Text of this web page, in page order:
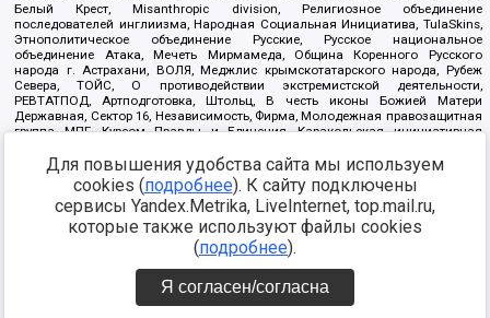
Белый Крест, Misanthropic division, Религиозное объединение
последователей инглиизма, Народная Социальная Инициатива, TulaSkins,
Этнополитическое объединение Русские, Русское национальное
объединение Атака, Мечеть Мирмамеда, Община Коренного Русского
народа г. Астрахани, ВОЛЯ, Меджлис крымскотатарского народа, Рубеж
Севера, ТОЙС, О противодействии экстремистской деятельности,
РЕВТАТПОД, Артподготовка, Штольц, В честь иконы Божией Матери
Державная, Сектор 16, Независимость, Фирма, Молодежная правозащитная
группа МПГ, Курсом Правды и Единения, Каракольская инициативная
Благотворительный пансионат Ак Умут, Русская республика Русь,
Арестантское уголовное единство, Башкорт, Нация и свобода, W.H.С., Фалунь
Дафа, Иртыш Ultras, Русский Патриотический клуб-Новокузнецк/РПК,
Сибирский державный союз, Фонд борьбы с коррупцией, Фонд защиты прав
граждан, Штабы Навального, Совет граждан СССР Прикубанского округа г.
https://minjust.gov.ru/ru/documents/7822/
Для повышения удобства сайта мы используем
cookies (подробнее). К сайту подключены
сервисы Yandex.Metrika, LiveInternet, top.mail.ru,
которые также используют файлы cookies
(подробнее).
Я согласен/согласна